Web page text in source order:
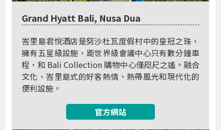
Grand Hyatt Bali, Nusa Dua
峇里島君悅酒店是努沙杜瓦度假村中的皇冠之珠，
擁有五星級設施，距世界級會議中心只有數分鐘車
程，和 Bali Collection 購物中心僅咫尺之遙。融合
文化、峇里島式的好客熱情、熱帶風光和現代化的
便利設施。
官方網站